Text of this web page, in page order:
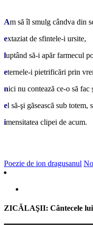
Am să îl smulg cândva din
extaziat de sfintele-i ursite,
luptând să-i apăr farmecul
eternele-i pietrificări prin
nici nu contează ce-o să fac
el să-şi găsească sub totem,
imensitatea clipei de acum.
Poezie de ion dragusanul
ZICĂLAŞII: Cântecele